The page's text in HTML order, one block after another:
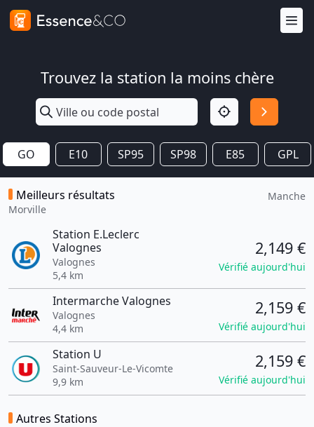
Trouvez la station la moins chère
GO E10 SP95 SP98 E85 GPL
Meilleurs résultats
Morville
Manche
Station E.Leclerc
Valognes
Valognes
5,4 km
2,149 €
Vérifié aujourd'hui
Intermarche Valognes
Valognes
4,4 km
2,159 €
Vérifié aujourd'hui
Station U
Saint-Sauveur-Le-Vicomte
9,9 km
2,159 €
Vérifié aujourd'hui
Autres Stations